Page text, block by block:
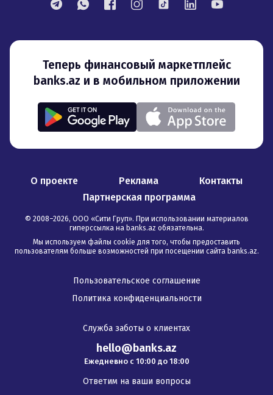
Теперь финансовый маркетплейс
banks.az и в мобильном приложении
О проекте Реклама
Контакты
Партнерская программа
© 2008–2026, ООО «Сити Груп». При использовании материалов
гиперссылка на banks.az обязательна.
Мы используем файлы cookie для того, чтобы предоставить
пользователям больше возможностей при посещении сайта banks.az.
Пользовательское соглашение
Политика конфиденциальности
Служба заботы о клиентах
hello@banks.az
Ежедневно с 10:00 до 18:00
Ответим на ваши вопросы